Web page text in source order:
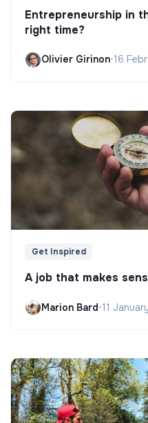
Entrepreneurship in
right time?
Olivier Girinon•16
Get Inspired
A job that makes
Marion Bard•11